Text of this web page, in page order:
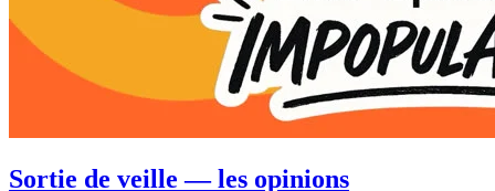
Sortie de veille — les opinions